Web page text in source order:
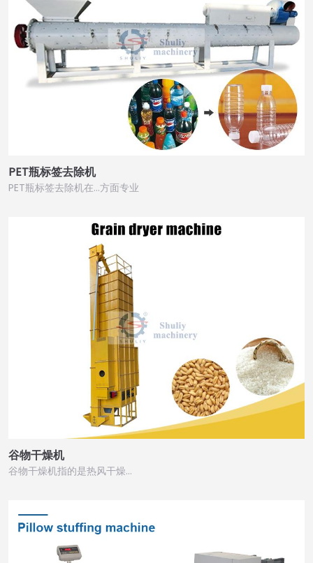
PET瓶标签去除机
PET瓶标签去除机在…方面专业
谷物干燥机
谷物干燥机指的是热风干燥…